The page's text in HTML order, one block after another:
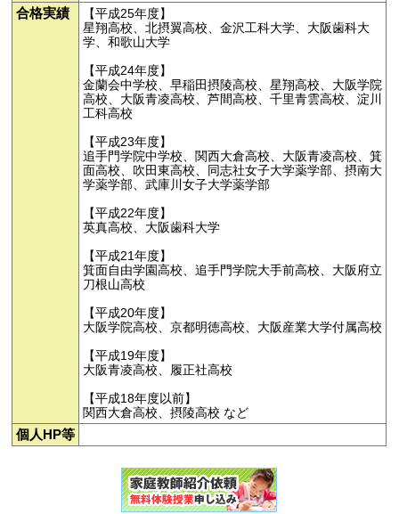
合格実績
【平成25年度】
星翔高校、北摂翼高校、金沢工科大学、大阪歯科大
学、和歌山大学
【平成24年度】
金蘭会中学校、早稲田摂陵高校、星翔高校、大阪学院
高校、大阪青凌高校、芦間高校、千里青雲高校、淀川
工科高校
【平成23年度】
追手門学院中学校、関西大倉高校、大阪青凌高校、箕
面高校、吹田東高校、同志社女子大学薬学部、摂南大
学薬学部、武庫川女子大学薬学部
【平成22年度】
英真高校、大阪歯科大学
【平成21年度】
箕面自由学園高校、追手門学院大手前高校、大阪府立
刀根山高校
【平成20年度】
大阪学院高校、京都明徳高校、大阪産業大学付属高校
【平成19年度】
大阪青凌高校、履正社高校
【平成18年度以前】
関西大倉高校、摂陵高校 など
個人HP等